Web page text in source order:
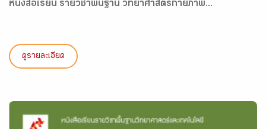
หนังสือเรียน รายวิชาพื้นฐาน วิทยาศาสตร์กายภาพ...
ดูรายละเอียด